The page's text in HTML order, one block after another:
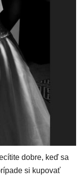
dobre, keď sa
si kupovať